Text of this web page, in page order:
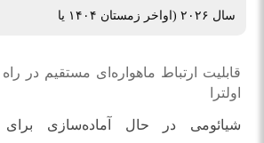
سال ۲۰۲۶ (اواخر زمستان ۱۴۰۴ یا
اولترا
شیائومی در حال آماده‌سازی